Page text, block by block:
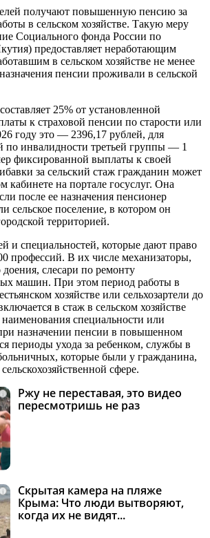
получают повышенную пенсию за
в сельском хозяйстве. Такую меру
Социального фонда России по
предоставляет неработающим
в сельском хозяйстве не менее
пенсии проживали в сельской
25% от установленной
к страховой пенсии по старости или
году это — 2396,17 рублей, для
по инвалидности третьей группы — 1
фиксированной выплаты к своей
за сельский стаж гражданин может
кабинете на портале госуслуг. Она
после ее назначения пенсионер
сельское поселение, в котором он
территорией.
и специальностей, которые дают право
профессий. В их числе механизаторы,
слесари по ремонту
машин. При этом период работы в
хозяйстве или сельхозартели до
в стаж в сельском хозяйстве
специальности или
назначении пенсии в повышенном
периоды ухода за ребенком, службы в
которые были у гражданина,
сфере.
i
Ржу не переставая, это видео
пересмотришь не раз
i
Скрытая камера на пляже
Крыма: Что люди вытворяют,
когда их не видят...